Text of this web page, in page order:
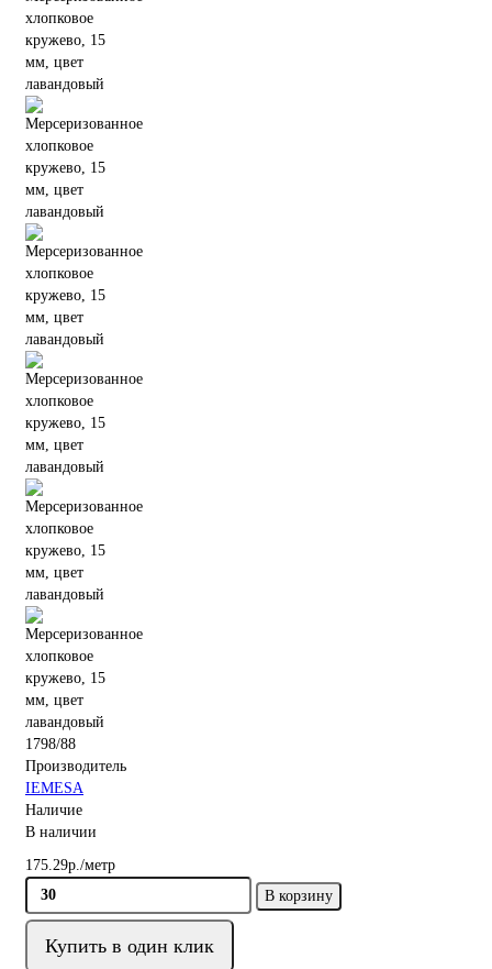
1798/88
Производитель
IEMESA
Наличие
В наличии
175.29р./метр
В корзину
Купить в один клик